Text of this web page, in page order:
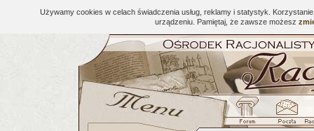
Używamy cookies w celach świadczenia usług, reklamy i statystyk.
urządzeniu. Pamiętaj, że zawsze możesz